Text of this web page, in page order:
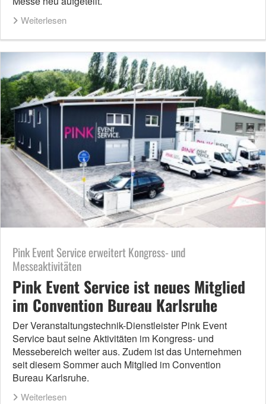
Weiterlesen
Pink Event Service erweitert Kongress- und
Messeaktivitäten
Pink Event Service ist neues Mitglied
im Convention Bureau Karlsruhe
Der Veranstaltungstechnik-Dienstleister Pink Event
Service baut seine Aktivitäten im Kongress- und
Messebereich weiter aus. Zudem ist das Unternehmen
seit diesem Sommer auch Mitglied im Convention
Bureau Karlsruhe.
Weiterlesen